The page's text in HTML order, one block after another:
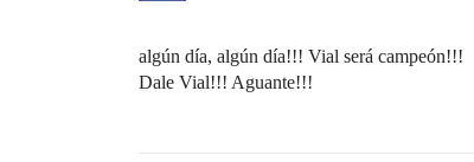
algún día, algún día!!! Vial será campeón!!!
Dale Vial!!! Aguante!!!